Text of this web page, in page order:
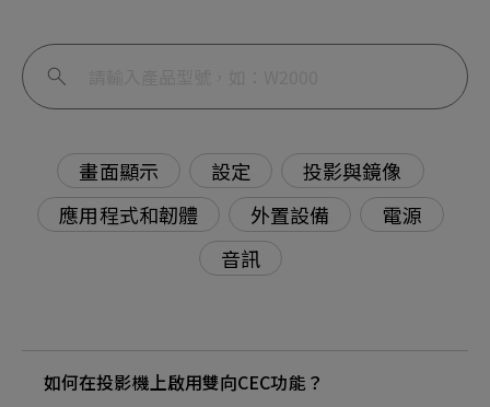
畫面顯示 設定
投影與鏡像
應用程式和韌體
外置設備
電源
音訊
如何在投影機上啟用雙向CEC功能？